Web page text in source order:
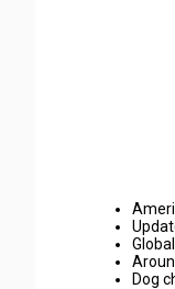
Dog